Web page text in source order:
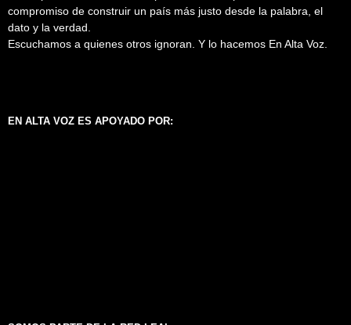
compromiso de construir un país más justo desde la palabra, el
dato y la verdad.
Escuchamos a quienes otros ignoran. Y lo hacemos En Alta Voz.
EN ALTA VOZ ES APOYADO POR: